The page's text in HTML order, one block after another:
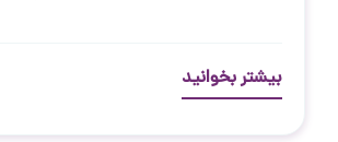
بیشتر بخوانید